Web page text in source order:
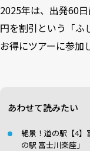
2025年は、出発60
円を割引という「ふ
お得にツアーに参加
あわせて読みたい
絶景！道の駅【4
の駅 富士川楽座」